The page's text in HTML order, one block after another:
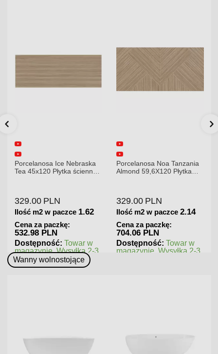
Porcelanosa Ice Nebraska
Tea 45x120 Płytka ścienna
329.00 PLN
Ilość m2 w paczce 1.62
Cena za paczkę:
532.98 PLN
Dostępność: Towar w
magazynie. Wysyłka 2-3
dni.
Porcelanosa Noa Tanzania
Almond 59,6X120 Płytka
329.00 PLN
Ilość m2 w paczce 2.14
Cena za paczkę:
704.06 PLN
Dostępność: Towar w
magazynie. Wysyłka 2-3
Wanny wolnostojące